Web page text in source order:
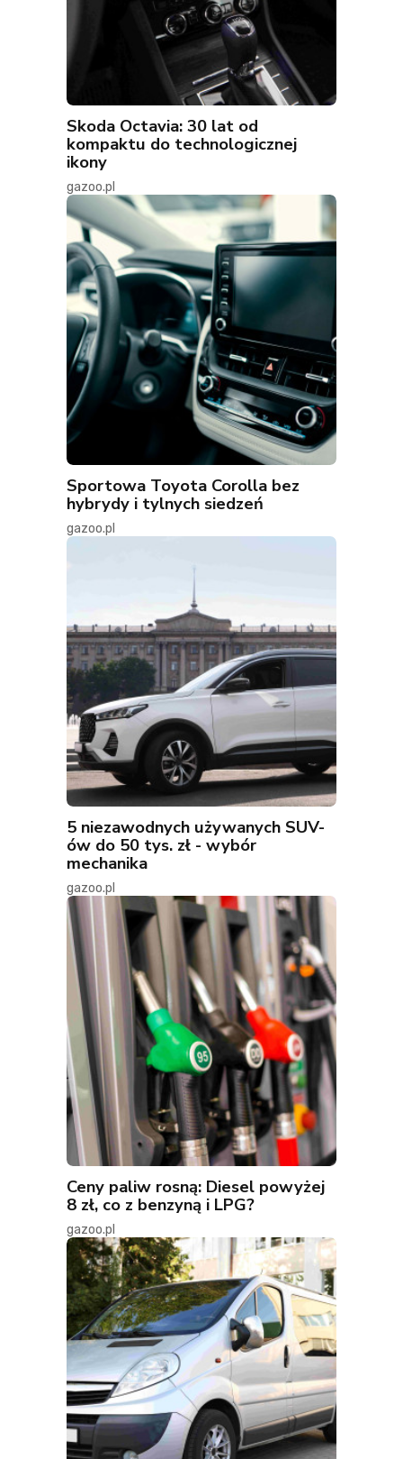
Skoda Octavia: 30 lat od
kompaktu do technologicznej
ikony
gazoo.pl
Sportowa Toyota Corolla bez
hybrydy i tylnych siedzeń
gazoo.pl
5 niezawodnych używanych SUV-
ów do 50 tys. zł - wybór
mechanika
gazoo.pl
Ceny paliw rosną: Diesel powyżej
8 zł, co z benzyną i LPG?
gazoo.pl